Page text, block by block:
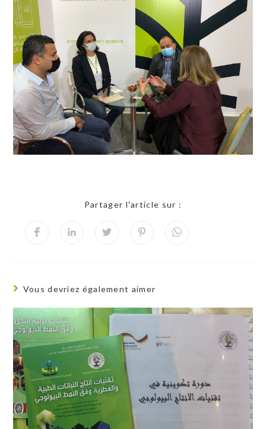
Partager l'article sur :
Vous devriez également aimer